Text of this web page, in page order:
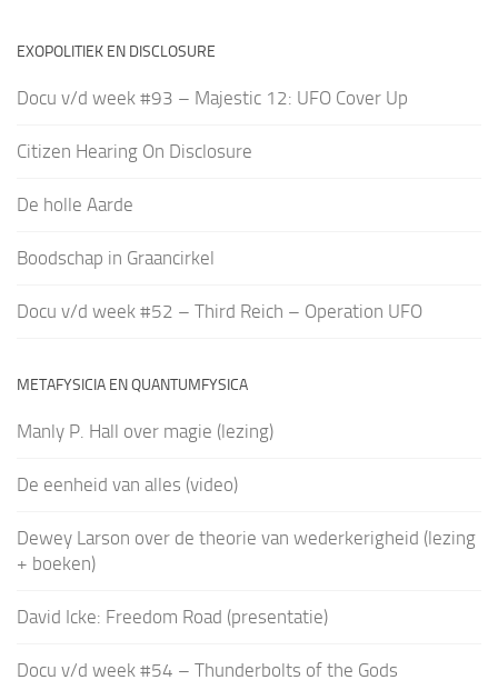
EXOPOLITIEK EN DISCLOSURE
Docu v/d week #93 – Majestic 12: UFO Cover Up
Citizen Hearing On Disclosure
De holle Aarde
Boodschap in Graancirkel
Docu v/d week #52 – Third Reich – Operation UFO
METAFYSICIA EN QUANTUMFYSICA
Manly P. Hall over magie (lezing)
De eenheid van alles (video)
Dewey Larson over de theorie van wederkerigheid (lezing
+ boeken)
David Icke: Freedom Road (presentatie)
Docu v/d week #54 – Thunderbolts of the Gods